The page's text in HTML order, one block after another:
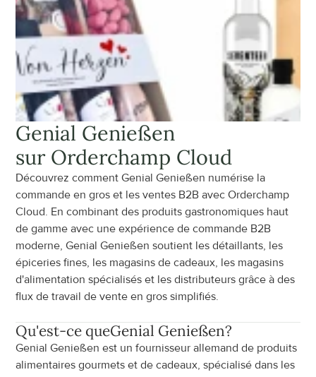
Genial Genießen
sur Orderchamp Cloud
Découvrez comment Genial Genießen numérise la
commande en gros et les ventes B2B avec Orderchamp
Cloud. En combinant des produits gastronomiques haut
de gamme avec une expérience de commande B2B
moderne, Genial Genießen soutient les détaillants, les
épiceries fines, les magasins de cadeaux, les magasins
d'alimentation spécialisés et les distributeurs grâce à des
flux de travail de vente en gros simplifiés.
Qu'est-ce queGenial Genießen?
Genial Genießen est un fournisseur allemand de produits
alimentaires gourmets et de cadeaux, spécialisé dans les